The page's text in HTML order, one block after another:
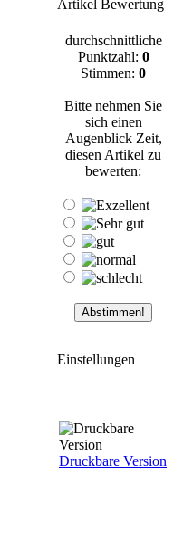
Artikel Bewertung
durchschnittliche
Punktzahl: 0
Stimmen: 0
Bitte nehmen Sie
sich einen
Augenblick Zeit,
diesen Artikel zu
bewerten:
Einstellungen
Druckbare Version